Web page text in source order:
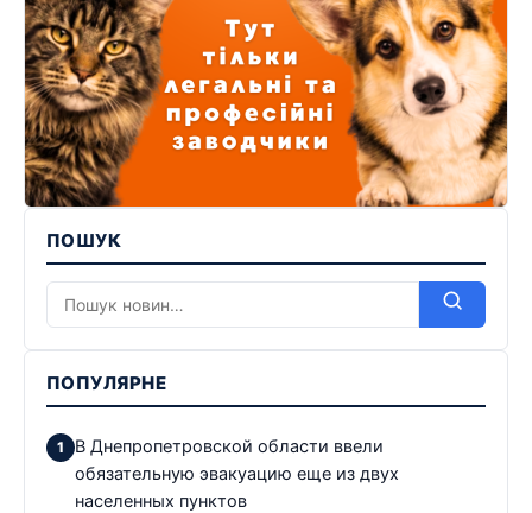
ПОШУК
ПОПУЛЯРНЕ
В Днепропетровской области ввели
обязательную эвакуацию еще из двух
населенных пунктов